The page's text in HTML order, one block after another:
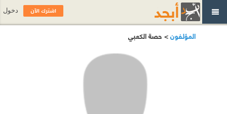
المؤلفون> حصة الكعبي
اشترك الآن دخول